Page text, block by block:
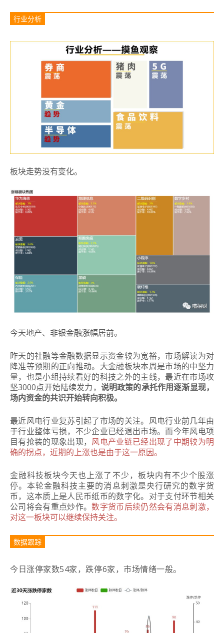
行业分析
板块走势没有变化。
今天地产、非银金融涨幅居前。
昨天的社融等金融数据显示资金较为宽裕，市场解读为对
降准等预期的正向推动。大金融板块本周是市场的中坚力
量，也是小组持续看好的科技之外的主线，最近在市场攻
坚3000点开始陆续发力， 说明政策的承托作用逐渐显现，
场内资金的共识开始转向积极。
最近风电行业复苏引起了市场的关注。风电行业前几年由
于行业整体亏损，不少企业已经退出市场。而今年风电项
目有抢装的现象出现， 风电产业链已经出现了中期较为明
确的拐点，近期的上涨也是由于这一原因。
金融科技板块今天也上涨了不少，板块内有不少个股涨
停。本轮金融科技主要的消息刺激是央行研究的数字货
币，这本质上是人民币纸币的数字化。对于支付环节相关
公司将会有重点炒作。数字货币后续仍然会有消息刺激，
对这一板块可以继续保持关注。
数据跟踪
今日涨停家数54家，跌停6家，市场情绪一般。